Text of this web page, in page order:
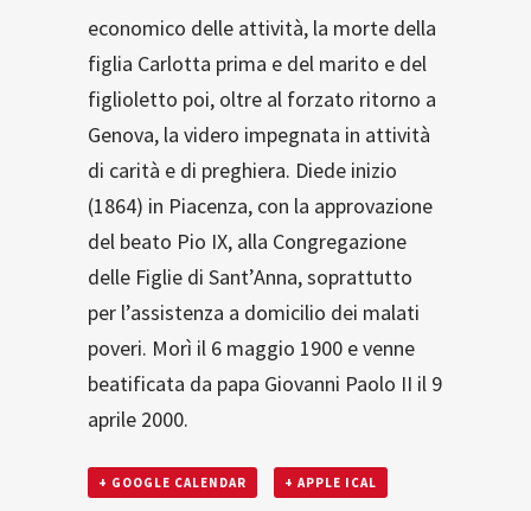
economico delle attività, la morte della
figlia Carlotta prima e del marito e del
figlioletto poi, oltre al forzato ritorno a
Genova, la videro impegnata in attività
di carità e di preghiera. Diede inizio
(1864) in Piacenza, con la approvazione
del beato Pio IX, alla Congregazione
delle Figlie di Sant’Anna, soprattutto
per l’assistenza a domicilio dei malati
poveri. Morì il 6 maggio 1900 e venne
beatificata da papa Giovanni Paolo II il 9
aprile 2000.
+ GOOGLE CALENDAR + APPLE ICAL